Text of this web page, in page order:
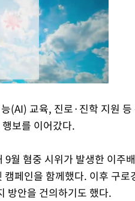
Mute
(AI) 교육, 진로·진학 지원 등
보를 이어갔다.
월 혐중 시위가 발생한 이주
페인을 함께했다. 이후 구로
방안을 건의하기도 했다.